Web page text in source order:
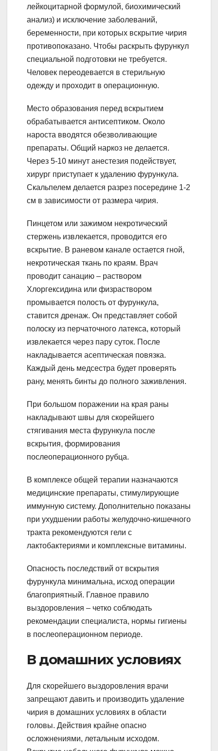
лейкоцитарной формулой, биохимический
анализ) и исключение заболеваний,
беременности, при которых вскрытие чирия
противопоказано. Чтобы раскрыть фурункул
специальной подготовки не требуется.
Человек переодевается в стерильную
одежду и проходит в операционную.
Место образования перед вскрытием
обрабатывается антисептиком. Около
нароста вводятся обезволивающие
препараты. Общий наркоз не делается.
Через 5-10 минут анестезия подействует,
хирург приступает к удалению фурункула.
Скальпелем делается разрез посередине 1-2
см в зависимости от размера чирия.
Пинцетом или зажимом некротический
стержень извлекается, проводится его
вскрытие. В раневом канале остается гной,
некротическая ткань по краям. Врач
проводит санацию – раствором
Хлоргексидина или физраствором
промывается полость от фурункула,
ставится дренаж. Он представляет собой
полоску из перчаточного латекса, который
извлекается через пару суток. После
накладывается асептическая повязка.
Каждый день медсестра будет проверять
рану, менять бинты до полного заживления.
При большом поражении на края раны
накладывают швы для скорейшего
стягивания места фурункула после
вскрытия, формирования
послеоперационного рубца.
В комплексе общей терапии назначаются
медицинские препараты, стимулирующие
иммунную систему. Дополнительно показаны
при ухудшении работы желудочно-кишечного
тракта рекомендуются гели с
лактобактериями и комплексные витамины.
Опасность последствий от вскрытия
фурункула минимальна, исход операции
благоприятный. Главное правило
выздоровления – четко соблюдать
рекомендации специалиста, нормы гигиены
в послеоперационном периоде.
В домашних условиях
Для скорейшего выздоровления врачи
запрещают давить и производить удаление
чирия в домашних условиях в области
головы. Действия крайне опасно
осложнениями, летальным исходом.